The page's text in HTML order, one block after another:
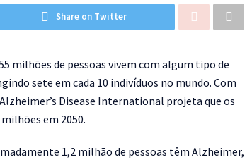
Share on Twitter
milhões de pessoas vivem com algum tipo de
sete em cada 10 indivíduos no mundo. Com
Disease International projeta que os
em 2050.
1,2 milhão de pessoas têm Alzheimer,